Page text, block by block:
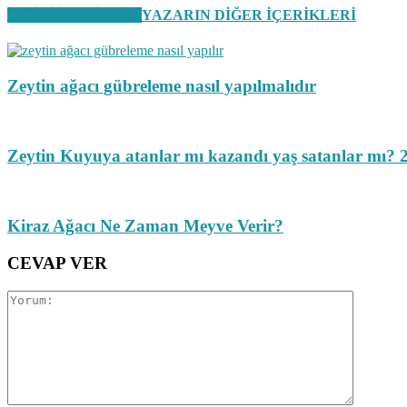
YAZARIN DİĞER İÇERİKLERİ
Zeytin ağacı gübreleme nasıl yapılmalıdır
Zeytin Kuyuya atanlar mı kazandı yaş satanlar mı?
Kiraz Ağacı Ne Zaman Meyve Verir?
CEVAP VER